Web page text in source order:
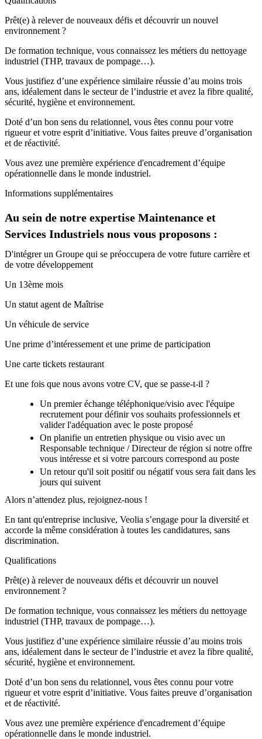
Prêt(e) à relever de nouveaux défis et découvrir un nouvel
environnement ?
De formation technique, vous connaissez les métiers du nettoyage
industriel (THP, travaux de pompage…).
Vous justifiez d’une expérience similaire réussie d’au moins trois
ans, idéalement dans le secteur de l’industrie et avez la fibre qualité,
sécurité, hygiène et environnement.
Doté d’un bon sens du relationnel, vous êtes connu pour votre
rigueur et votre esprit d’initiative. Vous faites preuve d’organisation
et de réactivité.
Vous avez une première expérience d'encadrement d’équipe
opérationnelle dans le monde industriel.
Informations supplémentaires
Au sein de notre expertise Maintenance et
Services Industriels nous vous proposons :
D'intégrer un Groupe qui se préoccupera de votre future carrière et
de votre développement
Un 13ème mois
Un statut agent de Maîtrise
Un véhicule de service
Une prime d’intéressement et une prime de participation
Une carte tickets restaurant
Et une fois que nous avons votre CV, que se passe-t-il ?
Un premier échange téléphonique/visio avec l'équipe
recrutement pour définir vos souhaits professionnels et
valider l'adéquation avec le poste proposé
On planifie un entretien physique ou visio avec un
Responsable technique / Directeur de région si notre offre
vous intéresse et si votre parcours correspond au poste
Un retour qu'il soit positif ou négatif vous sera fait dans les
jours qui suivent
Alors n’attendez plus, rejoignez-nous !
En tant qu'entreprise inclusive, Veolia s’engage pour la diversité et
accorde la même considération à toutes les candidatures, sans
discrimination.
Qualifications
Prêt(e) à relever de nouveaux défis et découvrir un nouvel
environnement ?
De formation technique, vous connaissez les métiers du nettoyage
industriel (THP, travaux de pompage…).
Vous justifiez d’une expérience similaire réussie d’au moins trois
ans, idéalement dans le secteur de l’industrie et avez la fibre qualité,
sécurité, hygiène et environnement.
Doté d’un bon sens du relationnel, vous êtes connu pour votre
rigueur et votre esprit d’initiative. Vous faites preuve d’organisation
et de réactivité.
Vous avez une première expérience d'encadrement d’équipe
opérationnelle dans le monde industriel.